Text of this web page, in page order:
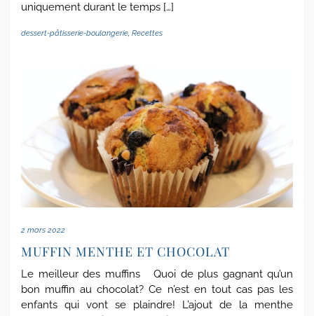
uniquement durant le temps […]
dessert-pâtisserie-boulangerie, Recettes
2 mars 2022
MUFFIN MENTHE ET CHOCOLAT
Le meilleur des muffins Quoi de plus gagnant qu’un
bon muffin au chocolat? Ce n’est en tout cas pas les
enfants qui vont se plaindre! L’ajout de la menthe